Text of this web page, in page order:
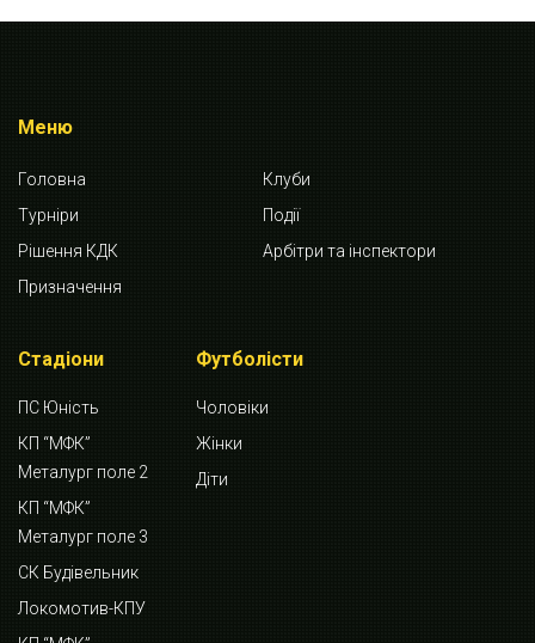
Меню
Головна
Клуби
Турніри
Події
Рішення КДК
Арбітри та інспектори
Призначення
Стадіони
ПС Юність
КП “МФК”
Металург поле 2
КП “МФК”
Металург поле 3
СК Будівельник
Локомотив-КПУ
Футболісти
Чоловіки
Жінки
Діти